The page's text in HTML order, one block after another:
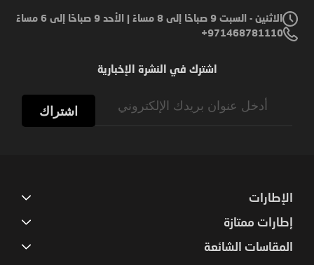
الاثنين - السبت 9 صباحًا إلى 8 مساءً | الأحد 9 صباحًا إلى 6 مساءً
971468781110+
اشترك في النشرة الإخبارية
اشتراك
الإطارات
إطارات ممتازة
المقاسات الشائعة